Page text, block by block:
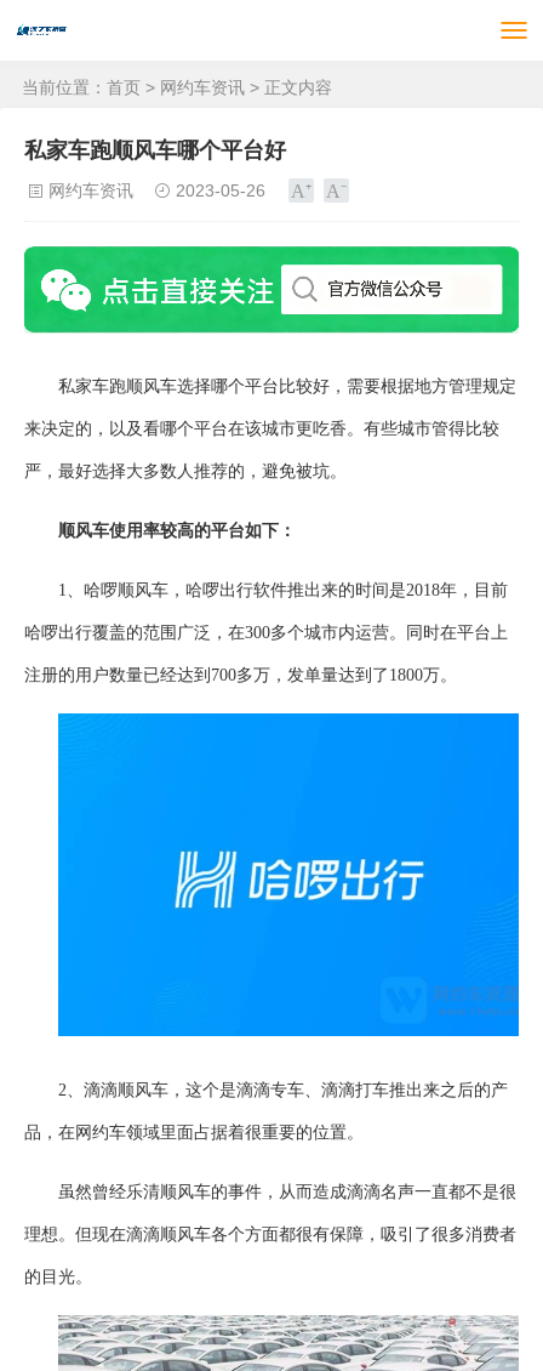
当前位置： 首页 > 网约车资讯 > 正文内容
私家车跑顺风车哪个平台好
网约车资讯 2023-05-26
私家车跑顺风车选择哪个平台比较好，需要根据地方管理规定
来决定的，以及看哪个平台在该城市更吃香。有些城市管得比较
严，最好选择大多数人推荐的，避免被坑。
顺风车使用率较高的平台如下：
1、哈啰顺风车，哈啰出行软件推出来的时间是2018年，目前
哈啰出行覆盖的范围广泛，在300多个城市内运营。同时在平台上
注册的用户数量已经达到700多万，发单量达到了1800万。
2、滴滴顺风车，这个是滴滴专车、滴滴打车推出来之后的产
品，在网约车领域里面占据着很重要的位置。
虽然曾经乐清顺风车的事件，从而造成滴滴名声一直都不是很
理想。但现在滴滴顺风车各个方面都很有保障，吸引了很多消费者
的目光。